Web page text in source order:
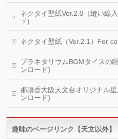
ネクタイ型紙Ver.2.0（縫い線
ド)
ネクタイ型紙（Ver.2.1）For
プラネタリウムBGMタイスの
ンロード)
那須香大阪天文台オリジナル
ンロード)
趣味のページリンク【天文以外】